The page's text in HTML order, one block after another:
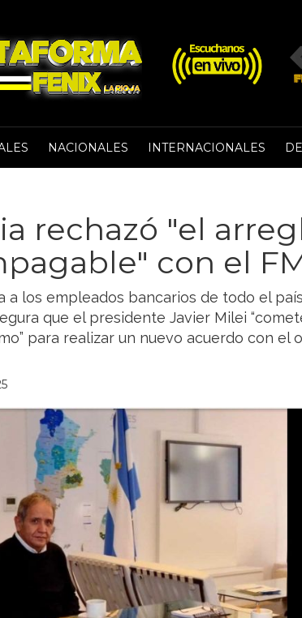
NACIONALES INTERNACIONALES
rechazó "el
con el
a los empleados bancarios de todo el
que el presidente Javier Milei
para realizar un nuevo acuerdo con el